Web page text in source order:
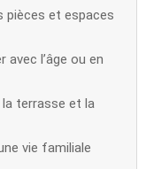
pièces et espaces
l’âge ou en
terrasse et la
vie familiale